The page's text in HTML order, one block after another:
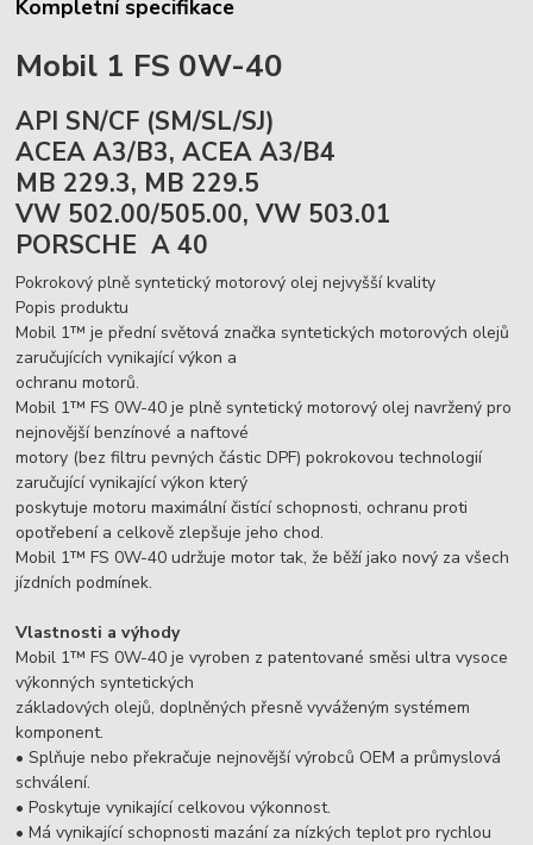
Kompletní specifikace
Mobil 1 FS 0W-40
API SN/CF (SM/SL/SJ)
ACEA A3/B3, ACEA A3/B4
MB 229.3, MB 229.5
VW 502.00/505.00, VW 503.01
PORSCHE A 40
Pokrokový plně syntetický motorový olej nejvyšší kvality
Popis produktu
Mobil 1™ je přední světová značka syntetických motorových olejů
zaručujících vynikající výkon a
ochranu motorů.
Mobil 1™ FS 0W-40 je plně syntetický motorový olej navržený pro
nejnovější benzínové a naftové
motory (bez filtru pevných částic DPF) pokrokovou technologií
zaručující vynikající výkon který
poskytuje motoru maximální čistící schopnosti, ochranu proti
opotřebení a celkově zlepšuje jeho chod.
Mobil 1™ FS 0W-40 udržuje motor tak, že běží jako nový za všech
jízdních podmínek.
Vlastnosti a výhody
Mobil 1™ FS 0W-40 je vyroben z patentované směsi ultra vysoce
výkonných syntetických
základových olejů, doplněných přesně vyváženým systémem
komponent.
• Splňuje nebo překračuje nejnovější výrobců OEM a průmyslová
schválení.
• Poskytuje vynikající celkovou výkonnost.
• Má vynikající schopnosti mazání za nízkých teplot pro rychlou